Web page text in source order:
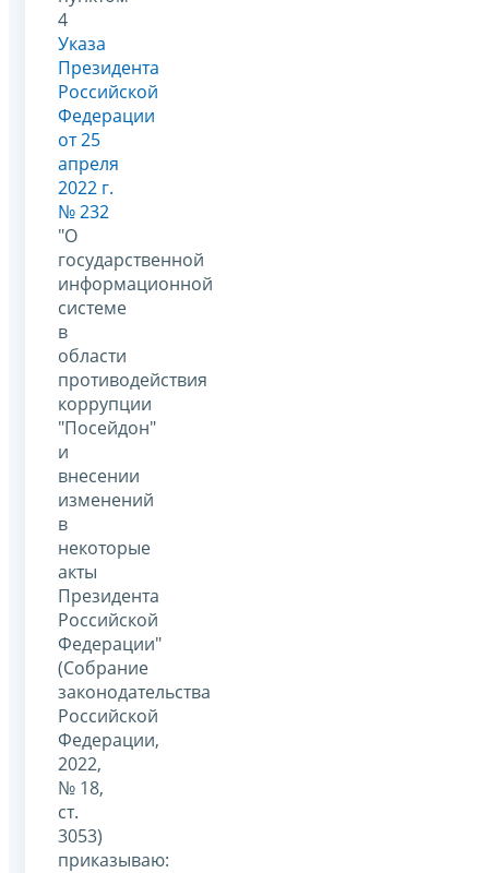
4
Указа
Президента
Российской
Федерации
от 25
апреля
2022 г.
№ 232
"О
государственной
информационной
системе
в
области
противодействия
коррупции
"Посейдон"
и
внесении
изменений
в
некоторые
акты
Президента
Российской
Федерации"
(Собрание
законодательства
Российской
Федерации,
2022,
№ 18,
ст.
3053)
приказываю: